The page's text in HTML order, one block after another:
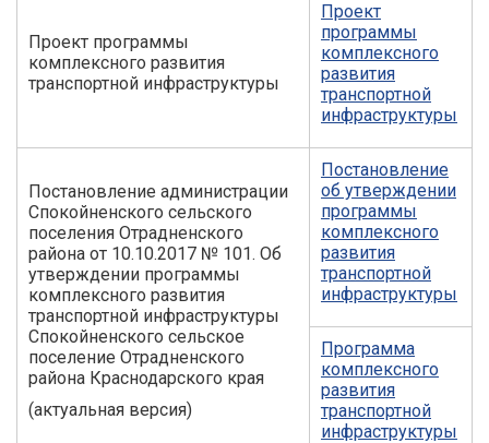
Проект программы
комплексного развития
транспортной инфраструктуры
Проект
программы
комплексного
развития
транспортной
инфраструктуры
Постановление администрации
Спокойненского сельского
поселения Отрадненского
района от 10.10.2017 № 101. Об
утверждении программы
комплексного развития
транспортной инфраструктуры
Спокойненского сельское
поселение Отрадненского
района Краснодарского края
(актуальная версия)
Постановление
об утверждении
программы
комплексного
развития
транспортной
инфраструктуры
Программа
комплексного
развития
транспортной
инфраструктуры